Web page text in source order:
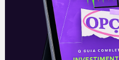
Neste domingo (27), o
Chinês ordenou que
que faz parte do Ali
reexamine suas